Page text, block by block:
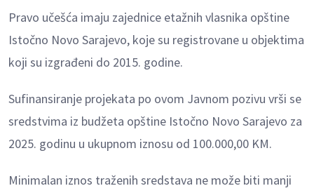
Pravo učešća imaju zajednice etažnih vlasnika opštine
Istočno Novo Sarajevo, koje su registrovane u objektima
koji su izgrađeni do 2015. godine.
Sufinansiranje projekata po ovom Javnom pozivu vrši se
sredstvima iz budžeta opštine Istočno Novo Sarajevo za
2025. godinu u ukupnom iznosu od 100.000,00 KM.
Minimalan iznos traženih sredstava ne može biti manji